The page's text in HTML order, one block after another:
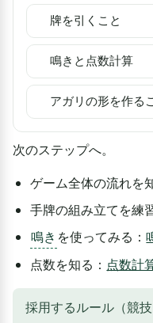
牌を引くこと
鳴きと点数計算
アガリの形を作る
次のステップへ。
ゲーム全体の流れを
手牌の組み立てを練
鳴き を使ってみる：
点数を知る： 点数計
採用するルール（競